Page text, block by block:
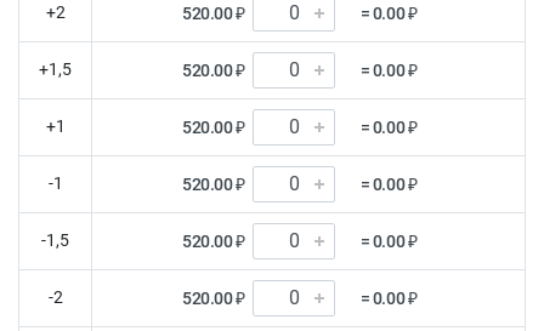
+2 520.00 ₽ = 0.00 ₽
+1,5 520.00 ₽ = 0.00 ₽
+1 520.00 ₽ = 0.00 ₽
-1 520.00 ₽ = 0.00 ₽
-1,5 520.00 ₽ = 0.00 ₽
-2 520.00 ₽ = 0.00 ₽